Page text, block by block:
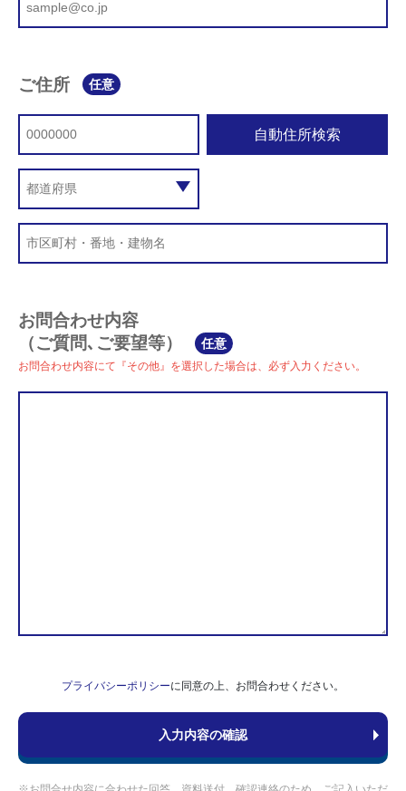
ご住所 任意
自動住所検索
お問合わせ内容
（ご質問､ご要望等）
任意
お問合わせ内容にて『その他』を選択した場合は、必ず入力ください。
プライバシーポリシーに同意の上、お問合わせください。